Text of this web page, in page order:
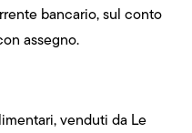
bancario, sul conto
assegno.
venduti da Le